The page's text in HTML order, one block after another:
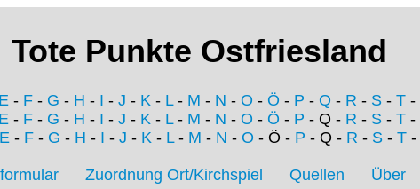
Tote Punkte Ostfriesland
- F - G - H - I - J - K - L- M - N - O - Ö - P - Q - R - S - T -
- F - G - H - I - J - K - L- M - N - O - Ö - P - Q - R - S - T -
- F- G - H - I - J - K- L- M - N - O - Ö - P - Q - R - S- T-
Zuordnung Ort/Kirchspiel Quellen Über